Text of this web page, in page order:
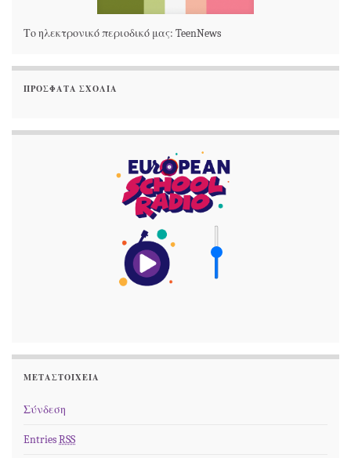
Το ηλεκτρονικό περιοδικό μας: TeenNews
ΠΡΌΣΦΑΤΑ ΣΧΌΛΙΑ
ΜΕΤΑΣΤΟΙΧΕΊΑ
Σύνδεση
EntriesRSS